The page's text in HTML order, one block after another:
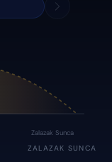
Zalazak Sunca
ZALAZAK SUNCA